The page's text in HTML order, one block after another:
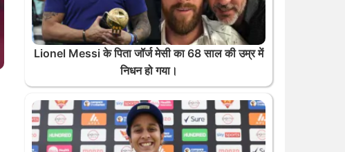
Lionel Messi के पिता जॉर्ज मेसी का 68 साल की उम्र में
निधन हो गया।